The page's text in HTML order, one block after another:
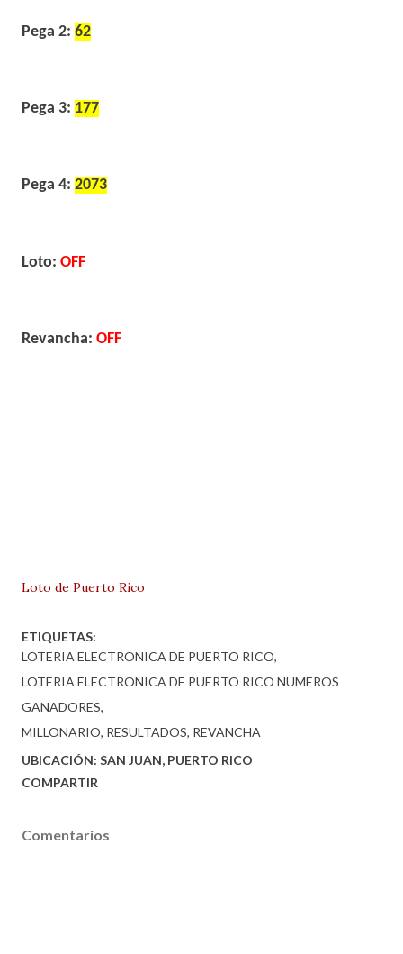
Pega 2: 62
Pega 3: 177
Pega 4: 2073
Loto: OFF
Revancha: OFF
Loto de Puerto Rico
ETIQUETAS:
LOTERIA ELECTRONICA DE PUERTO RICO
LOTERIA ELECTRONICA DE PUERTO RICO NUMEROS
GANADORES
MILLONARIO RESULTADOS REVANCHA
UBICACIÓN: SAN JUAN, PUERTO RICO
COMPARTIR
Comentarios